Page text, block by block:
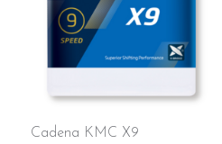
Cadena KMC X9